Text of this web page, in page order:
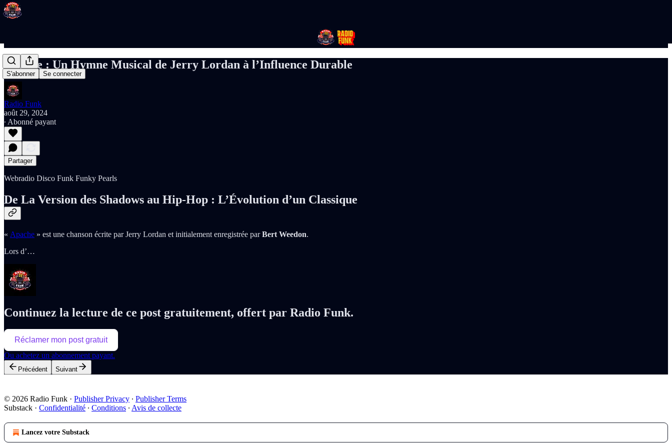
S'abonner Se connecter
Apache : Un Hymne Musical de Jerry Lordan à l’Influence Durable
Radio Funk
août 29, 2024
∙ Abonné payant
Partager
Webradio Disco Funk Funky Pearls
De La Version des Shadows au Hip-Hop : L’Évolution d’un Classique
« Apache » est une chanson écrite par Jerry Lordan et initialement enregistrée parBert Weedon.
Lors d’…
Continuez la lecture de ce post gratuitement, offert par Radio Funk.
Réclamer mon post gratuit
Ou achetez un abonnement payant.
Précédent Suivant
© 2026 Radio Funk · Publisher Privacy ∙ Publisher Terms
Substack · Confidentialité ∙ Conditions ∙ Avis de collecte
Lancez votre Substack